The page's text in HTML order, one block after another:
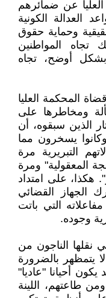
عن ضمائرهم
العدالة الكونية
وحماية حقوق
تجاه المواطنين
بشكل أوضح، تجاه
المحكمة العليا
ومخاطرها على
الذين سبقوه، أن
يسخرون مما
التبريرية مرة
المعقولية" ومرة
هكذا، على امتداد
الجهاز القضائي
التي باتت
وجوده.
نقلها الناجون من
يتمظهر بالضرورة
أحيانا "عاديا"
طاعتهم، اللينة